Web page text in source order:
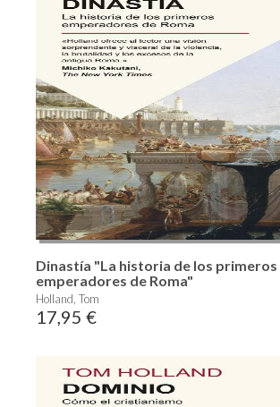
Dinastía "La historia de los primeros
emperadores de Roma"
Holland, Tom
17,95 €